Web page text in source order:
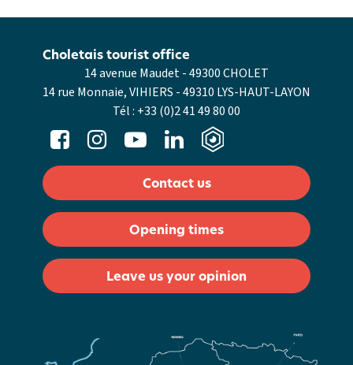
14 avenue Maudet - 49300 CHOLET
14 rue Monnaie, VIHIERS - 49310 LYS-HAUT-LAYON
Tél : +33 (0)2 41 49 80 00
Choletais tourist office
Contact us
Opening times
Leave us your opinion